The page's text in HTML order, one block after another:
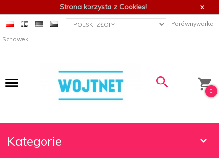
Strona korzysta z Cookies! x
currency_h Porównywarka
Schowek
0
Kategorie